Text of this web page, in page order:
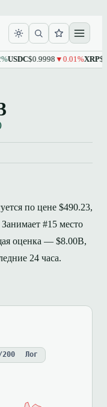
$0.9998▼0.01%XRP$1.10
по цене $490.23,
#15 место
оценка — $8.00B,
24 часа.
200
Лог